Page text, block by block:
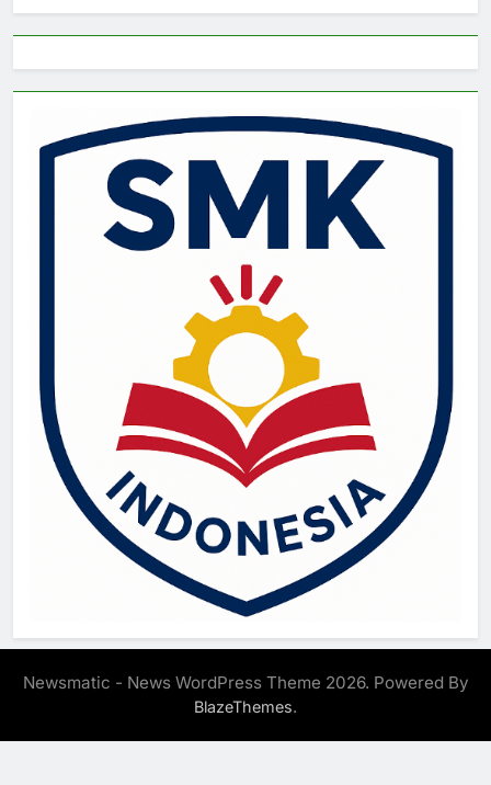
Newsmatic - News WordPress Theme 2026. Powered By
BlazeThemes.